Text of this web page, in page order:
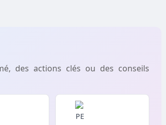
des actions clés ou des conseils